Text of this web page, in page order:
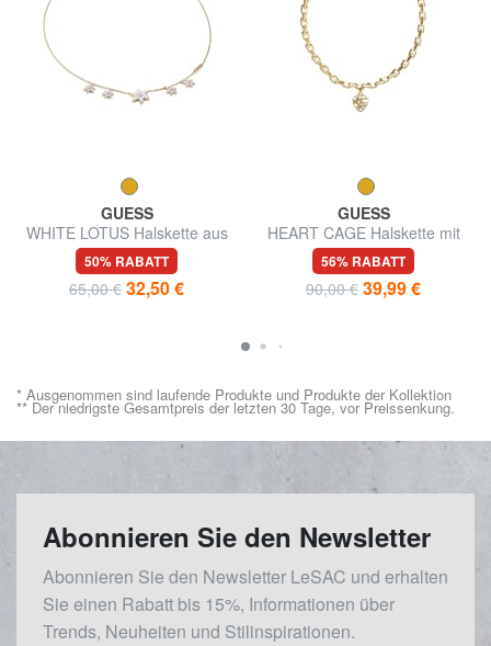
GUESS
WHITE LOTUS Halskette aus
Gelbgold, Motiv mit mehreren
Lotusblüten
50% RABATT
65,00 € 32,50 €
GUESS
HEART CAGE Halskette mit
Herz
56% RABATT
90,00 € 39,99 €
* Ausgenommen sind laufende Produkte und Produkte der Kollektion
** Der niedrigste Gesamtpreis der letzten 30 Tage, vor Preissenkung.
Abonnieren Sie den Newsletter
Abonnieren Sie den Newsletter LeSAC und erhalten
Sie einen Rabatt bis 15%, Informationen über
Trends, Neuheiten und Stilinspirationen.